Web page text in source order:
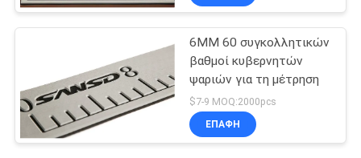
Συνθετική Teak της
EVA γέφυρα
15
6MM 60 συγκολλητικών
βαθμοί κυβερνητών
ψαριών για τη μέτρηση
$7-9 MOQ:2000pcs
ΕΠΑΦΉ